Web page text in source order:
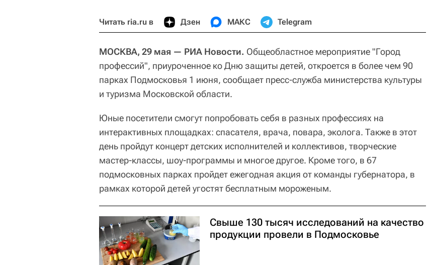
Читать ria.ru в Дзен МАКС Telegram
МОСКВА, 29 мая — РИА Новости. Общеобластное мероприятие "Город
профессий", приуроченное ко Дню защиты детей, откроется в более чем 90
парках Подмосковья 1 июня, сообщает пресс-служба министерства культуры
и туризма Московской области.
Юные посетители смогут попробовать себя в разных профессиях на
интерактивных площадках: спасателя, врача, повара, эколога. Также в этот
день пройдут концерт детских исполнителей и коллективов, творческие
мастер-классы, шоу-программы и многое другое. Кроме того, в 67
подмосковных парках пройдет ежегодная акция от команды губернатора, в
рамках которой детей угостят бесплатным мороженым.
Свыше 130 тысяч исследований на качество
продукции провели в Подмосковье